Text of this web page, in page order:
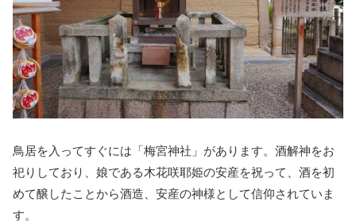
鳥居を入ってすぐには「梅宮神社」があります。酒解神をお
祀りしており、娘である木花咲耶姫の安産を祝って、酒を初
めて醸したことから酒造、安産の神様として信仰されていま
す。